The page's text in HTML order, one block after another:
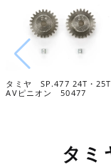
タミヤ SP.477 24T・25T
AVピニオン 50477
タミ